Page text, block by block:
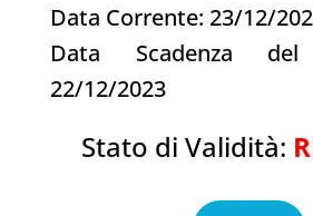
Data Corrente: 23/12/
Data Scadenza del
22/12/2023
Stato di Validità: